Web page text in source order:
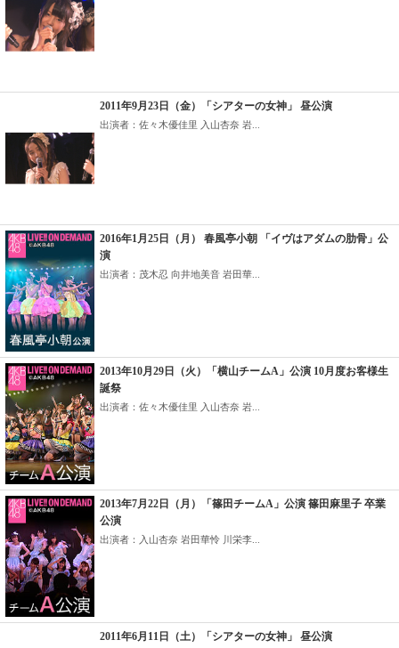
2011年9月23日（金）「シアターの女神」 昼公演
出演者：佐々木優佳里 入山杏奈 岩...
2016年1月25日（月） 春風亭小朝 「イヴはアダムの肋骨」公
演
出演者：茂木忍 向井地美音 岩田華...
2013年10月29日（火）「横山チームA」公演 10月度お客様生
誕祭
出演者：佐々木優佳里 入山杏奈 岩...
2013年7月22日（月）「篠田チームA」公演 篠田麻里子 卒業
公演
出演者：入山杏奈 岩田華怜 川栄李...
2011年6月11日（土）「シアターの女神」 昼公演